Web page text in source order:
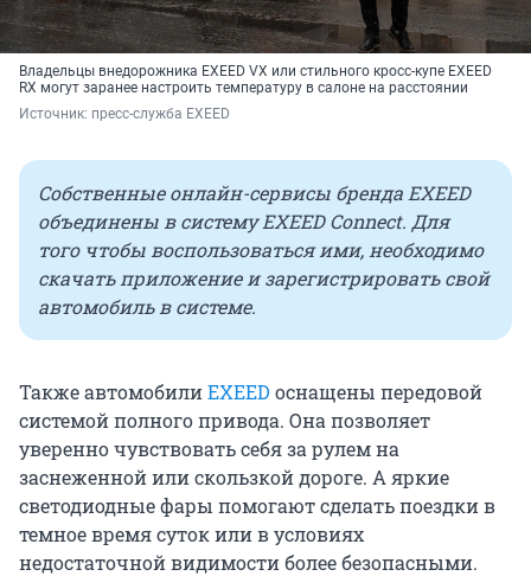
Владельцы внедорожника EXEED VX или стильного кросс-купе EXEED
RX могут заранее настроить температуру в салоне на расстоянии
Источник: пресс-служба EXEED
Собственные онлайн-сервисы бренда EXEED
объединены в систему EXEED Connect. Для
того чтобы воспользоваться ими, необходимо
скачать приложение и зарегистрировать свой
автомобиль в системе.
Также автомобилиEXEED оснащены передовой
системой полного привода. Она позволяет
уверенно чувствовать себя за рулем на
заснеженной или скользкой дороге. А яркие
светодиодные фары помогают сделать поездки в
темное время суток или в условиях
недостаточной видимости более безопасными.